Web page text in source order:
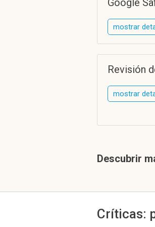
Google
mostrar
Revisión
mostrar
Descubrir
Críticas: